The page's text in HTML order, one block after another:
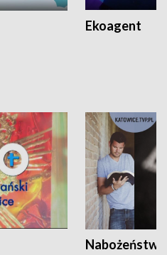
Ekoagent